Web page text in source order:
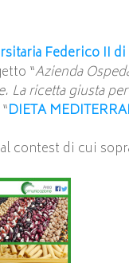
Federico II
“Azienda
La ricetta giusta
DIETA
contest di cui